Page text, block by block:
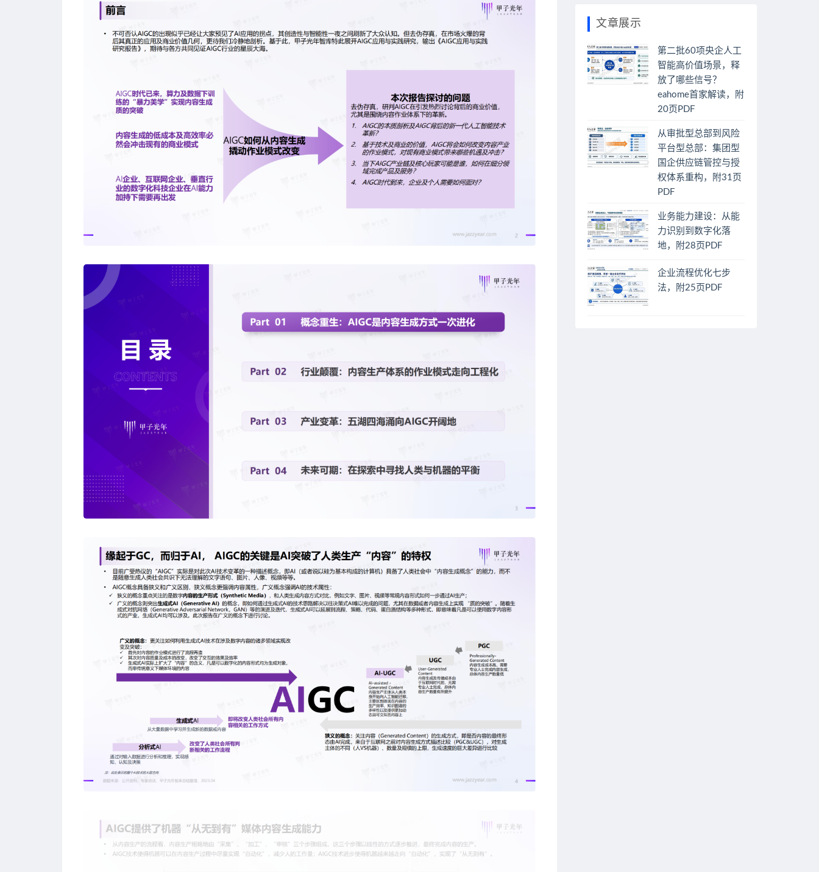
文章展示
第二批60项央企人工
智能高价值场景，释
放了哪些信号？
eahome首家解读，附
20页PDF
从审批型总部到风险
平台型总部：集团型
国企供应链管控与授
权体系重构，附31页
PDF
业务能力建设：从能
力识别到数字化落
地，附28页PDF
企业流程优化七步
法，附25页PDF